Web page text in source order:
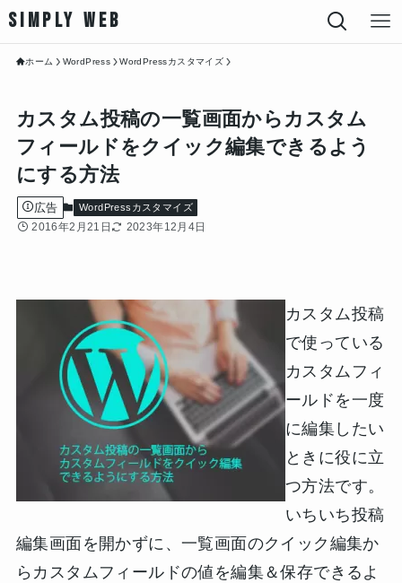
SIMPLY WEB
ホーム WordPress WordPressカスタマイズ
カスタム投稿の一覧画面からカスタム
フィールドをクイック編集できるよう
にする方法
広告 WordPressカスタマイズ
2016年2月21日 2023年12月4日
カスタム投稿
で使っている
カスタムフィ
ールドを一度
に編集したい
ときに役に立
つ方法です。
いちいち投稿
編集画面を開かずに、一覧画面のクイック編集か
らカスタムフィールドの値を編集＆保存できるよ